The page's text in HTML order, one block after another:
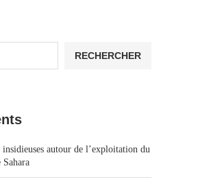
RECHERCHER
autour de l’exploitation du
Sahara